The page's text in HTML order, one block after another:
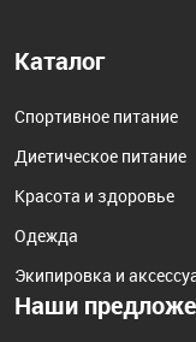
Каталог
Спортивное питание
Диетическое питание
Красота и здоровье
Одежда
Экипировка и
Наши